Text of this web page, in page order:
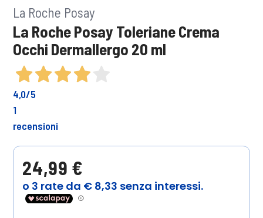
La Roche Posay
La Roche Posay Toleriane Crema
Occhi Dermallergo 20 ml
4,0/5
1
recensioni
24,99 €